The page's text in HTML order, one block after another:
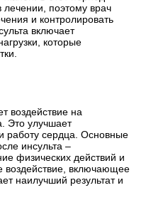
поэтому врач
и контролировать
включает
которые
воздействие на
Это улучшает
работу сердца. Основные
инсульта –
физических действий и
воздействие, включающее
наилучший результат и